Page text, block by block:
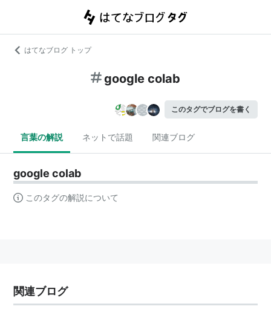
はてなブログ トップ
google colab
このタグでブログを書く
言葉の解説 ネットで話題 関連ブログ
google colab
このタグの解説について
関連ブログ